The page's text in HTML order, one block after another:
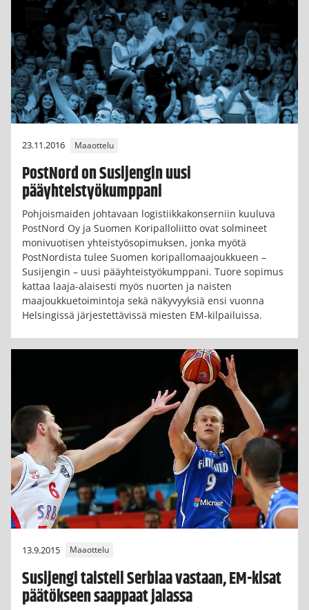
23.11.2016 Maaottelu
PostNord on Susijengin uusi
pääyhteistyökumppani
Pohjoismaiden johtavaan logistiikkakonserniin kuuluva
PostNord Oy ja Suomen Koripalloliitto ovat solmineet
monivuotisen yhteistyösopimuksen, jonka myötä
PostNordista tulee Suomen koripallomaajoukkueen –
Susijengin – uusi pääyhteistyökumppani. Tuore sopimus
kattaa laaja-alaisesti myös nuorten ja naisten
maajoukkuetoimintoja sekä näkyvyyksiä ensi vuonna
Helsingissä järjestettävissä miesten EM-kilpailuissa.
13.9.2015 Maaottelu
Susijengi taisteli Serbiaa vastaan, EM-kisat
päätökseen saappaat jalassa